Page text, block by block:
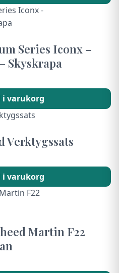
Series Iconx –
Skyskrapa
i varukorg
Verktygssats
i varukorg
Martin F22